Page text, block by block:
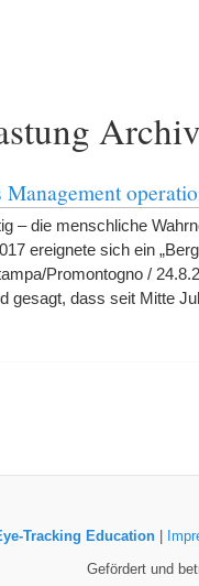
– die menschliche
ereignete sich ein
Promontogno /
gesagt, dass seit Mitte
Tracking Education|
Gefördert und